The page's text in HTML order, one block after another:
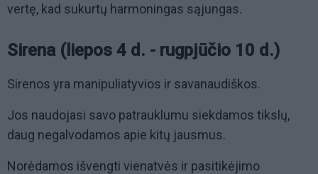
vertę, kad sukurtų harmoningas sąjungas.
Sirena (liepos 4 d. - rugpjūčio 10 d.)
Sirenos yra manipuliatyvios ir savanaudiškos.
Jos naudojasi savo patrauklumu siekdamos tikslų,
daug negalvodamos apie kitų jausmus.
Norėdamos išvengti vienatvės ir pasitikėjimo